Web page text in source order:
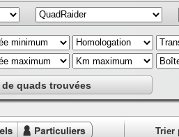
de quads trouvées
Trier